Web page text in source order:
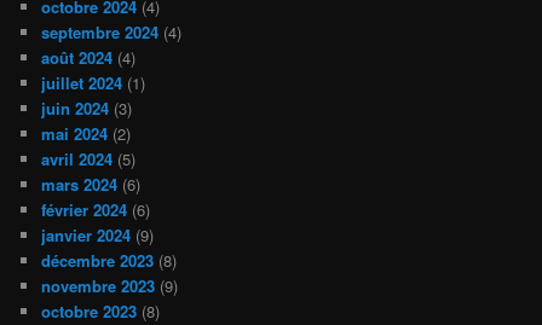
octobre 2024 (4)
septembre 2024 (4)
août 2024 (4)
juillet 2024 (1)
juin 2024 (3)
mai 2024 (2)
avril 2024 (5)
mars 2024 (6)
février 2024 (6)
janvier 2024 (9)
décembre 2023 (8)
novembre 2023 (9)
octobre 2023 (8)